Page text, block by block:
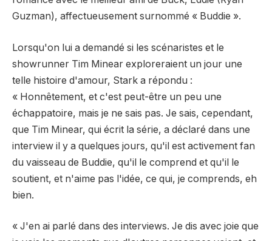
Guzman), affectueusement surnommé « Buddie ».
Lorsqu'on lui a demandé si les scénaristes et le
showrunner Tim Minear exploreraient un jour une
telle histoire d'amour, Stark a répondu :
« Honnêtement, et c'est peut-être un peu une
échappatoire, mais je ne sais pas. Je sais, cependant,
que Tim Minear, qui écrit la série, a déclaré dans une
interview il y a quelques jours, qu'il est activement fan
du vaisseau de Buddie, qu'il le comprend et qu'il le
soutient, et n'aime pas l'idée, ce qui, je comprends, eh
bien.
« J'en ai parlé dans des interviews. Je dis avec joie que